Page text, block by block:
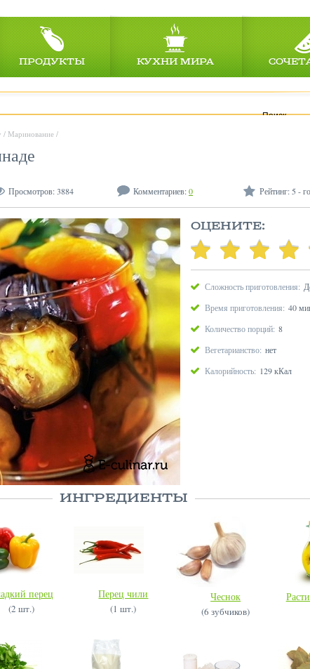
ПРОДУКТЫ КУХНИ МИРА
Поиск
/ Маринование /
Просмотров:3884 Комментариев:0 Рейтинг: 5 -
ОЦЕНИТЕ:
Сложность приготовления:
Время приготовления: 40
Количество порций: 8
Вегетарианство: нет
Калорийность: 129 кКал
ИНГРЕДИЕНТЫ
перец
(2 шт.)
Перец чили
(1 шт.)
Чеснок
(6 зубчиков)